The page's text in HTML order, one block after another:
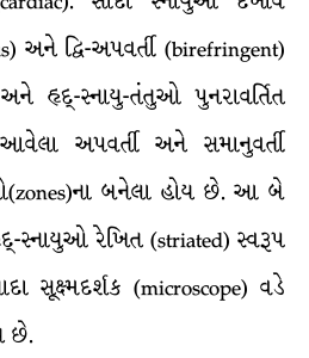
અને દ્વિ-અપવર્તી (birefringent)
હૃદ્-સ્નાયુ-તંતુઓ પુનરાવર્તિત
અપવર્તી અને સમાનુવર્તી
બનેલા હોય છે. આ બે
સ્નાયુઓ રેખિત (striated) સ્વરૂપ
સૂક્ષ્મદર્શક (microscope) વડે
છે.